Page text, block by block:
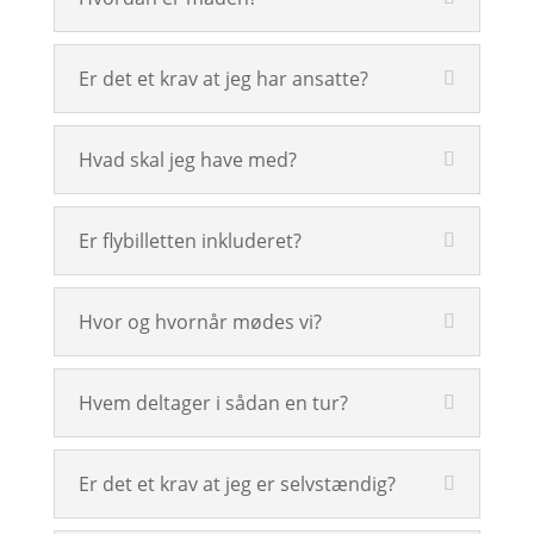
Er det et krav at jeg har ansatte?
Hvad skal jeg have med?
Er flybilletten inkluderet?
Hvor og hvornår mødes vi?
Hvem deltager i sådan en tur?
Er det et krav at jeg er selvstændig?